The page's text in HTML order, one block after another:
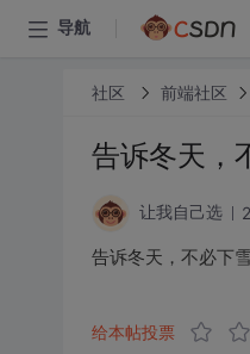
导航
社区 前端社区
告诉冬天，
让我自己选
告诉冬天，不必下
给本帖投票